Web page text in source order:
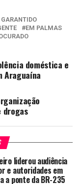
EM PALMAS
doméstica e
Araguaína
drogas
liderou audiência
e autoridades em
a ponte da BR-235